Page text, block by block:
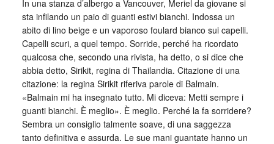
In una stanza d’albergo a Vancouver, Meriel da giovane si
sta infilando un paio di guanti estivi bianchi. Indossa un
abito di lino beige e un vaporoso foulard bianco sui capelli.
Capelli scuri, a quel tempo. Sorride, perché ha ricordato
qualcosa che, secondo una rivista, ha detto, o si dice che
abbia detto, Sirikit, regina di Thailandia. Citazione di una
citazione: la regina Sirikit riferiva parole di Balmain.
«Balmain mi ha insegnato tutto. Mi diceva: Metti sempre i
guanti bianchi. È meglio». È meglio. Perché la fa sorridere?
Sembra un consiglio talmente soave, di una saggezza
tanto definitiva e assurda. Le sue mani guantate hanno un